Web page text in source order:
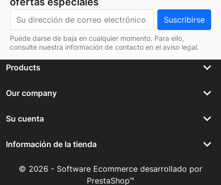
Puede darse de baja en cualquier momento. Para ello,
consulte nuestra información de contacto en el aviso legal.
Products keyboard_arrow_down
Our company keyboard_arrow_down
Su cuenta keyboard_arrow_down
Información de la tienda keyboard_arrow_down
© 2026 - Software Ecommerce desarrollado por
PrestaShop™